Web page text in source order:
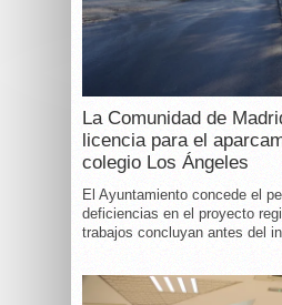
La Comunidad de
licencia para el
colegio Los Ángeles
El Ayuntamiento concede el
deficiencias en el proyecto
trabajos concluyan antes del